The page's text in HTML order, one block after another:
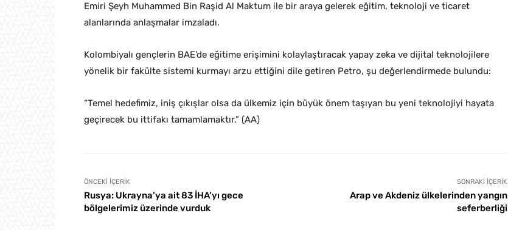
Emiri Şeyh Muhammed Bin Raşid Al Maktum ile bir araya gelerek eğitim, teknoloji ve ticaret
alanlarında anlaşmalar imzaladı.
Kolombiyalı gençlerin BAE’de eğitime erişimini kolaylaştıracak yapay zeka ve dijital teknolojilere
yönelik bir fakülte sistemi kurmayı arzu ettiğini dile getiren Petro, şu değerlendirmede bulundu:
“Temel hedefimiz, iniş çıkışlar olsa da ülkemiz için büyük önem taşıyan bu yeni teknolojiyi hayata
geçirecek bu ittifakı tamamlamaktır.” (AA)
ÖNCEKI İÇERIK
Rusya: Ukrayna’ya ait 83 İHA’yı gece
bölgelerimiz üzerinde vurduk
SONRAKI İÇERIK
Arap ve Akdeniz ülkelerinden yangın
seferberliği